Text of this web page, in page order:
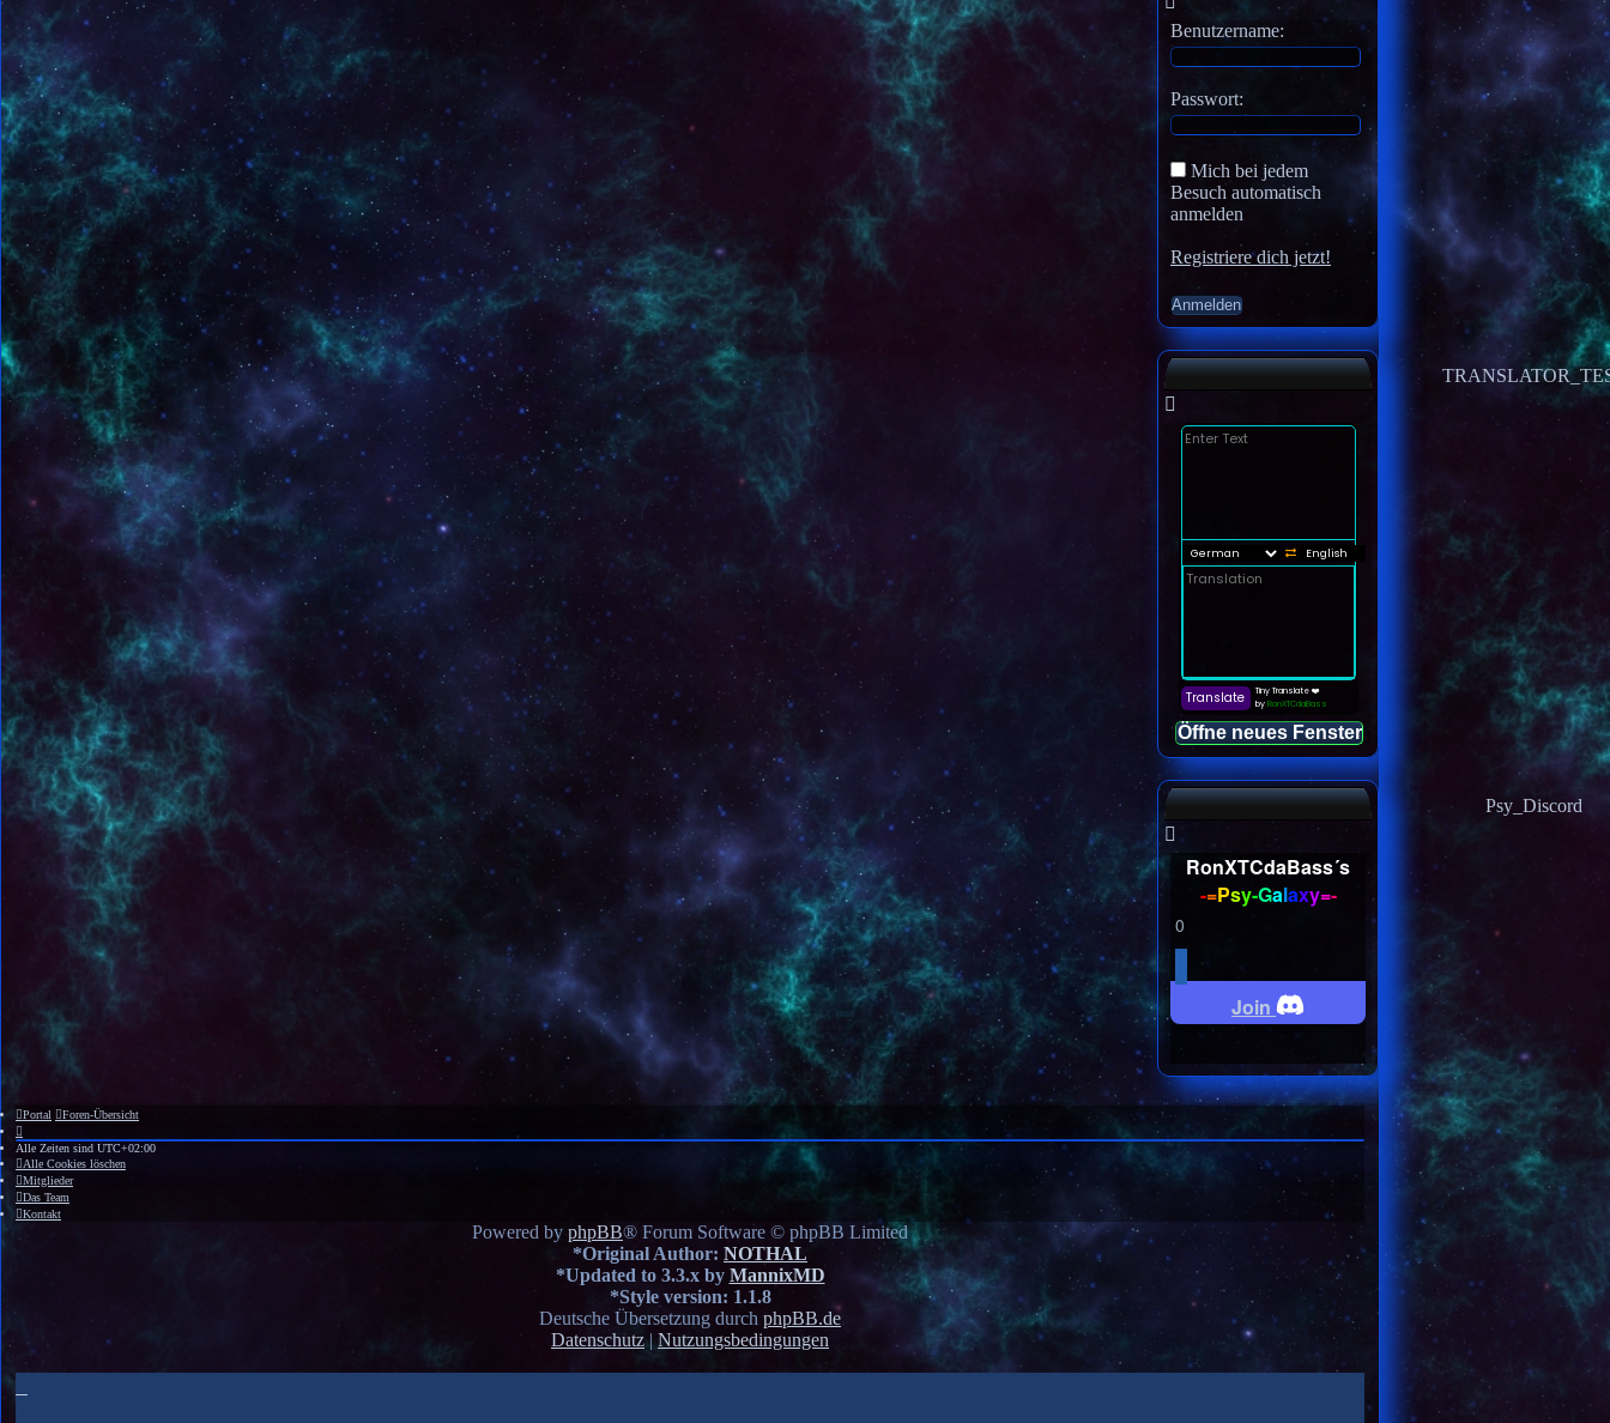
Benutzername:
Passwort:
Mich bei jedem
Besuch automatisch
anmelden
Registriere dich jetzt!
Öffne neues Fenster
Psy_Discord
RonXTCdaBass´s
-=Psy-Galaxy=-
0
Join
Portal Foren-Übersicht
Alle Zeiten sind UTC+02:00
Alle Cookies löschen
Mitglieder
Das Team
Kontakt
Powered by phpBB® Forum Software © phpBB Limited
*Original Author: NOTHAL
*Updated to 3.3.x by MannixMD
*Style version: 1.1.8
Deutsche Übersetzung durch phpBB.de
Datenschutz| Nutzungsbedingungen